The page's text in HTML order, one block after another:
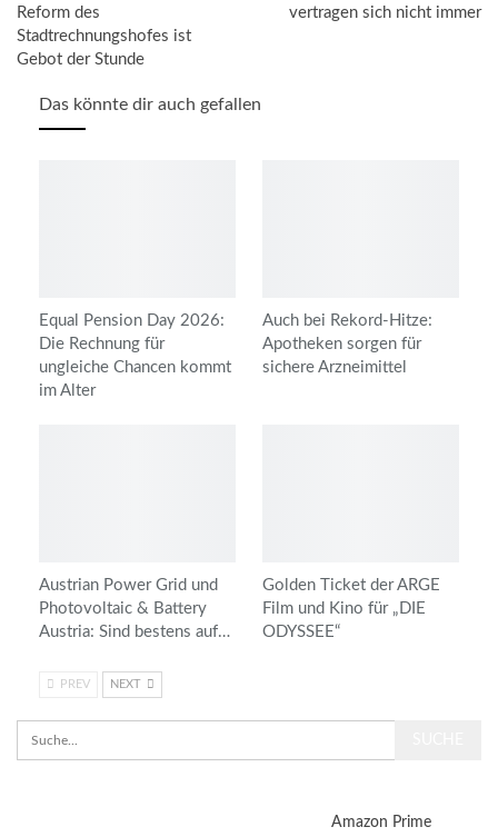
Reform des
Stadtrechnungshofes ist
Gebot der Stunde
vertragen sich nicht immer
Das könnte dir auch gefallen
Equal Pension Day 2026:
Die Rechnung für
ungleiche Chancen kommt
im Alter
Auch bei Rekord-Hitze:
Apotheken sorgen für
sichere Arzneimittel
Austrian Power Grid und
Photovoltaic & Battery
Austria: Sind bestens auf…
Golden Ticket der ARGE
Film und Kino für „DIE
ODYSSEE“
PREV NEXT
Amazon Prime